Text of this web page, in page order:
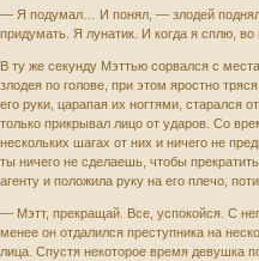
— Я подумал… И понял, — злодей поднял
придумать. Я лунатик. И когда я сплю,
В ту же секунду Мэттью сорвался с
злодея по голове, при этом яростно
его руки, царапая их ногтями, старался
только прикрывал лицо от ударов. Со
нескольких шагах от них и ничего не
ты ничего не сделаешь, чтобы
агенту и положила руку на его плечо,
— Мэтт, прекращай. Все, успокойся. С
менее он отдалился преступника на
лица. Спустя некоторое время девушка